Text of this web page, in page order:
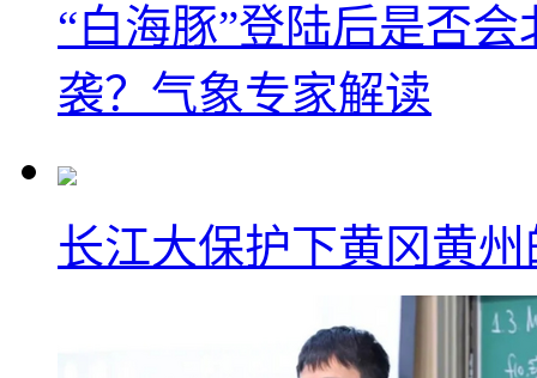
“白海豚”登陆后是否
袭？气象专家解读
长江大保护下黄冈黄